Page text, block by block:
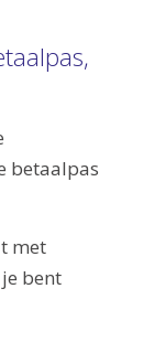
betaalpas
met
bent